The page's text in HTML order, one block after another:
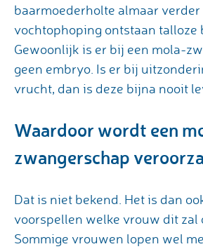
baarmoederholte almaar verder
vochtophoping ontstaan talloze
Gewoonlijk is er bij een mola-
geen embryo. Is er bij
vrucht, dan is deze bijna nooit
Waardoor wordt een
zwangerschap
Dat is niet bekend. Het is dan
voorspellen welke vrouw dit zal
Sommige vrouwen lopen wel